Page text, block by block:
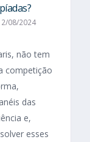
08/2024
não tem
competição
das
e,
esses